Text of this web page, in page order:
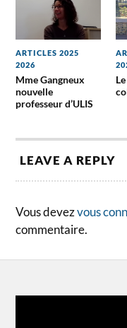
ARTICLES 2025
2026
Mme Gangneux
nouvelle
professeur d’ULIS
LEAVE A REPLY
Vous devezvous
commentaire.